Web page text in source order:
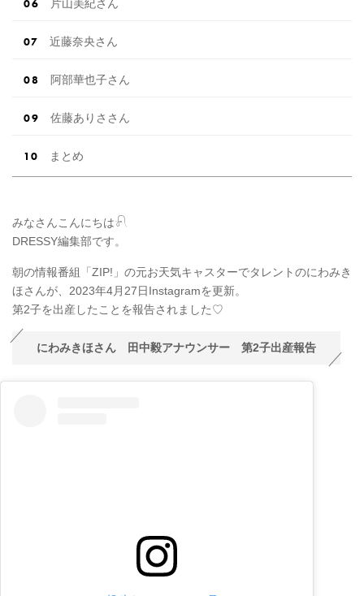
片山美紀さん
近藤奈央さん
阿部華也子さん
佐藤ありささん
まとめ
みなさんこんにちは𓍯
DRESSY編集部です。
朝の情報番組「ZIP!」の元お天気キャスターでタレントのにわみき
ほさんが、2023年4月27日Instagramを更新。
第2子を出産したことを報告されました♡
にわみきほさん 田中毅アナウンサー 第2子出産報告